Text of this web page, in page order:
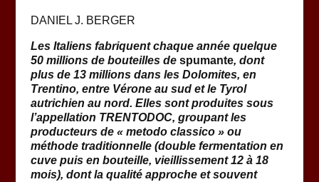
DANIEL J. BERGER
Les Italiens fabriquent chaque année quelque
50 millions de bouteilles de spumante, dont
plus de 13 millions dans les Dolomites, en
Trentino, entre Vérone au sud et le Tyrol
autrichien au nord. Elles sont produites sous
l’appellation TRENTODOC, groupant les
producteurs de « metodo classico » ou
méthode traditionnelle (double fermentation en
cuve puis en bouteille, vieillissement 12 à 18
mois), dont la qualité approche et souvent